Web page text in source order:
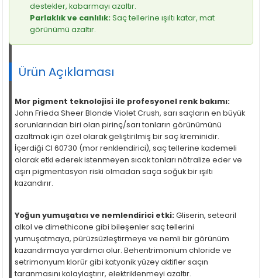
destekler, kabarmayı azaltır.
Parlaklık ve canlılık: Saç tellerine ışıltı katar, mat
görünümü azaltır.
Ürün Açıklaması
Mor pigment teknolojisi ile profesyonel renk bakımı:
John Frieda Sheer Blonde Violet Crush, sarı saçların en büyük
sorunlarından biri olan pirinç/sarı tonların görünümünü
azaltmak için özel olarak geliştirilmiş bir saç kreminidir.
İçerdiği CI 60730 (mor renklendirici), saç tellerine kademeli
olarak etki ederek istenmeyen sıcak tonları nötralize eder ve
aşırı pigmentasyon riski olmadan saça soğuk bir ışıltı
kazandırır.
Yoğun yumuşatıcı ve nemlendirici etki: Gliserin, setearil
alkol ve dimethicone gibi bileşenler saç tellerini
yumuşatmaya, pürüzsüzleştirmeye ve nemli bir görünüm
kazandırmaya yardımcı olur. Behentrimonium chloride ve
setrimonyum klorür gibi katyonik yüzey aktifler saçın
taranmasını kolaylaştırır, elektriklenmeyi azaltır.